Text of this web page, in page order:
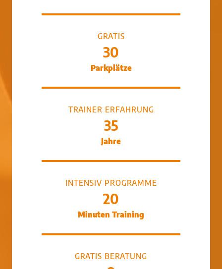
GRATIS
30
Parkplätze
TRAINER ERFAHRUNG
35
Jahre
INTENSIV PROGRAMME
20
Minuten Training
GRATIS BERATUNG